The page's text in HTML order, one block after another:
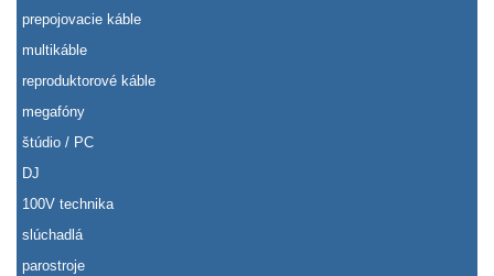
prepojovacie káble
multikáble
reproduktorové káble
megafóny
štúdio / PC
DJ
100V technika
slúchadlá
parostroje